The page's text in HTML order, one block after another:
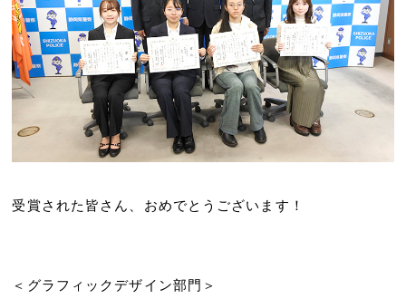
受賞された皆さん、おめでとうございます！
＜グラフィックデザイン部門＞